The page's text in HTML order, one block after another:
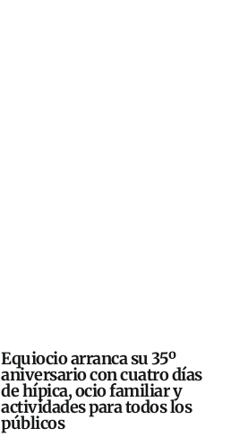
Equiocio arranca su 35º
aniversario con cuatro días
de hípica, ocio familiar y
actividades para todos los
públicos